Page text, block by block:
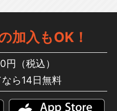
加入もOK！
円（税込）
ら14日無料